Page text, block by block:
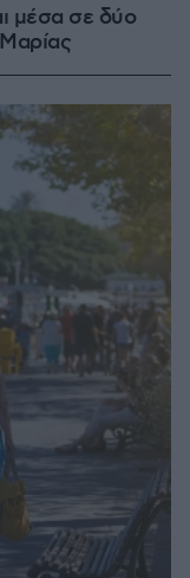
μέσα σε δύο